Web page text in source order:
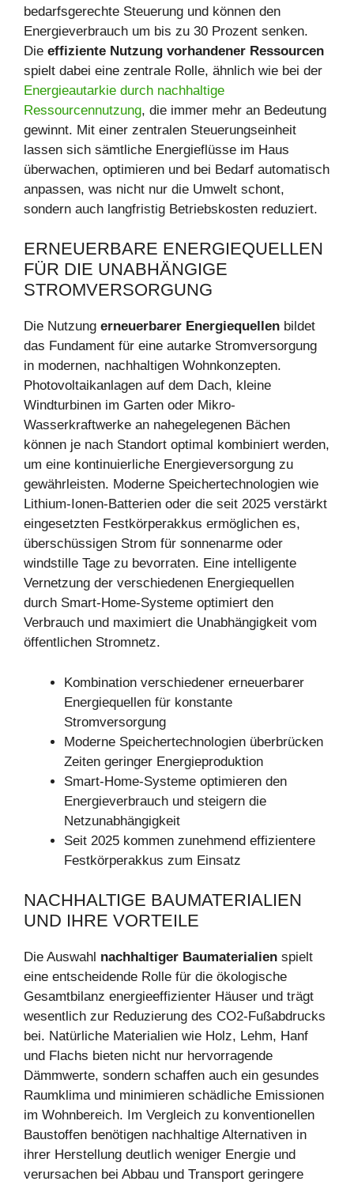
bedarfsgerechte Steuerung und können den
Energieverbrauch um bis zu 30 Prozent senken.
Die effiziente Nutzung vorhandener Ressourcen
spielt dabei eine zentrale Rolle, ähnlich wie bei der
Energieautarkie durch nachhaltige
Ressourcennutzung, die immer mehr an Bedeutung
gewinnt. Mit einer zentralen Steuerungseinheit
lassen sich sämtliche Energieflüsse im Haus
überwachen, optimieren und bei Bedarf automatisch
anpassen, was nicht nur die Umwelt schont,
sondern auch langfristig Betriebskosten reduziert.
ERNEUERBARE ENERGIEQUELLEN
FÜR DIE UNABHÄNGIGE
STROMVERSORGUNG
Die Nutzung erneuerbarer Energiequellen bildet
das Fundament für eine autarke Stromversorgung
in modernen, nachhaltigen Wohnkonzepten.
Photovoltaikanlagen auf dem Dach, kleine
Windturbinen im Garten oder Mikro-
Wasserkraftwerke an nahegelegenen Bächen
können je nach Standort optimal kombiniert werden,
um eine kontinuierliche Energieversorgung zu
gewährleisten. Moderne Speichertechnologien wie
Lithium-Ionen-Batterien oder die seit 2025 verstärkt
eingesetzten Festkörperakkus ermöglichen es,
überschüssigen Strom für sonnenarme oder
windstille Tage zu bevorraten. Eine intelligente
Vernetzung der verschiedenen Energiequellen
durch Smart-Home-Systeme optimiert den
Verbrauch und maximiert die Unabhängigkeit vom
öffentlichen Stromnetz.
Kombination verschiedener erneuerbarer
Energiequellen für konstante
Stromversorgung
Moderne Speichertechnologien überbrücken
Zeiten geringer Energieproduktion
Smart-Home-Systeme optimieren den
Energieverbrauch und steigern die
Netzunabhängigkeit
Seit 2025 kommen zunehmend effizientere
Festkörperakkus zum Einsatz
NACHHALTIGE BAUMATERIALIEN
UND IHRE VORTEILE
Die Auswahl nachhaltiger Baumaterialien spielt
eine entscheidende Rolle für die ökologische
Gesamtbilanz energieeffizienter Häuser und trägt
wesentlich zur Reduzierung des CO2-Fußabdrucks
bei. Natürliche Materialien wie Holz, Lehm, Hanf
und Flachs bieten nicht nur hervorragende
Dämmwerte, sondern schaffen auch ein gesundes
Raumklima und minimieren schädliche Emissionen
im Wohnbereich. Im Vergleich zu konventionellen
Baustoffen benötigen nachhaltige Alternativen in
ihrer Herstellung deutlich weniger Energie und
verursachen bei Abbau und Transport geringere